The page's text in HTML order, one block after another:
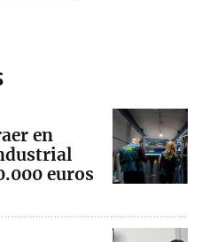
en
euros